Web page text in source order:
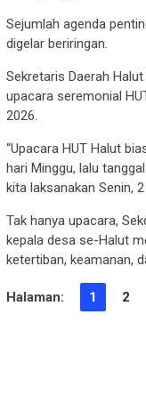
Sejumlah agenda
digelar beriringan.
Sekretaris Daerah
upacara seremonial
2026.
“Upacara HUT Halut
hari Minggu, lalu
kita laksanakan Senin,
Tak hanya upacara,
kepala desa se-Halut
ketertiban, keamanan,
Halaman: 1 2